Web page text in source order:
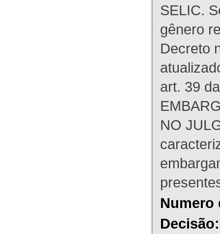
SELIC.
gênero
Decreto
art. 39
NO
Numero
Decisão: